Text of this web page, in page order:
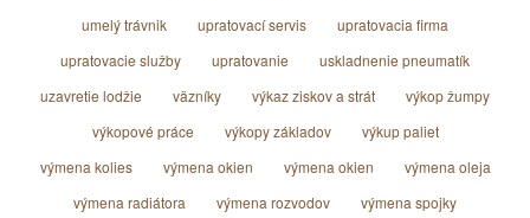
umelý trávnik
upratovací servis
upratovacia firma
upratovacie služby
upratovanie
uskladnenie pneumatík
uzavretie lodžie
väzníky výkaz ziskov a strát
výkop žumpy
výkopové práce
výkopy základov
výkup paliet
výmena kolies
výmena okien výmena okien
výmena oleja
výmena radiátora
výmena rozvodov
výmena spojky